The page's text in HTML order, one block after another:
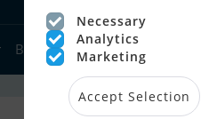
Bådforhandlere Sejlerlinks
Necessary
Analytics
Marketing
Accept Selection